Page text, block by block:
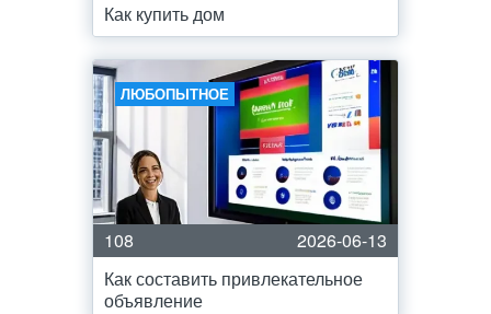
Как купить дом
ЛЮБОПЫТНОЕ
108
2026-06-13
Как составить привлекательное
объявление